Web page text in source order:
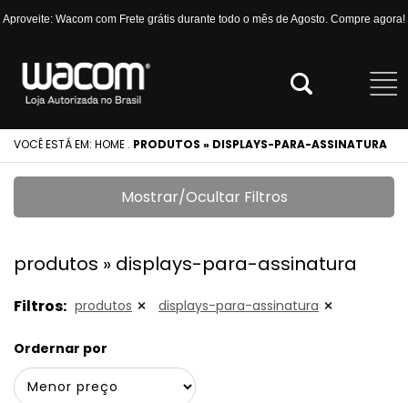
Aproveite: Wacom com Frete grátis durante todo o mês de Agosto. Compre agora!
VOCÊ ESTÁ EM: HOME . PRODUTOS » DISPLAYS-PARA-ASSINATURA
Mostrar/Ocultar Filtros
produtos » displays-para-assinatura
Filtros: produtos displays-para-assinatura
Ordernar por